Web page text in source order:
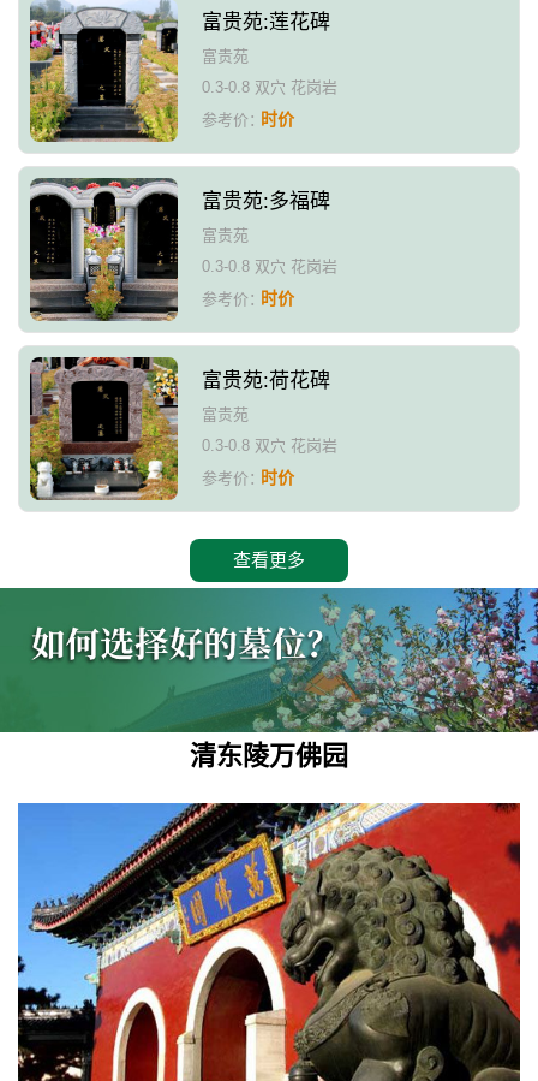
富贵苑:莲花碑
富贵苑
0.3-0.8 双穴 花岗岩
参考价：时价
富贵苑:多福碑
富贵苑
0.3-0.8 双穴 花岗岩
参考价：时价
富贵苑:荷花碑
富贵苑
0.3-0.8 双穴 花岗岩
参考价：时价
查看更多
清东陵万佛园